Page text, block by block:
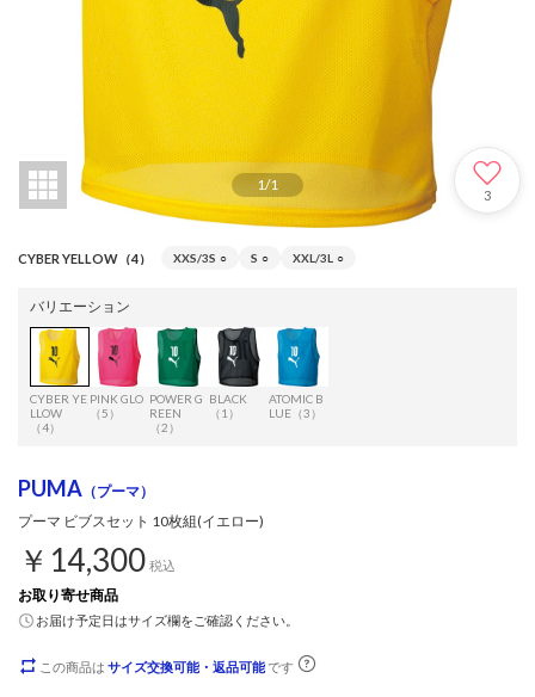
1/1
3
CYBER YELLOW（4） XXS/3S ○ S ○ XXL/3L ○
バリエーション
CYBER YE
LLOW
（4）
PINK GLO
（5）
POWER G
REEN
（2）
BLACK
（1）
ATOMIC B
LUE（3）
PUMA （プーマ）
プーマ ビブスセット 10枚組(イエロー)
￥14,300 税込
お取り寄せ商品
お届け予定日はサイズ欄をご確認ください。
この商品は サイズ交換可能・返品可能です